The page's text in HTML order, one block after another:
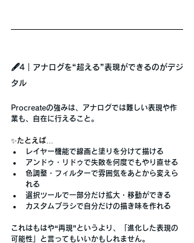
🖋️4｜アナログを“超える”表現ができるのがデジ
タル
Procreateの強みは、 アナログでは難しい表現や作
業も、自在に行えること 。
✨たとえば…
レイヤー機能で線画と塗りを分けて描ける
アンドゥ・リドゥで失敗を何度でもやり直せる
色調整・フィルターで雰囲気をあとから変えら
れる
選択ツールで一部分だけ拡大・移動ができる
カスタムブラシで自分だけの描き味を作れる
これはもはや“再現”というより、
「進化した表現の
可能性」 と言ってもいいかもしれません。